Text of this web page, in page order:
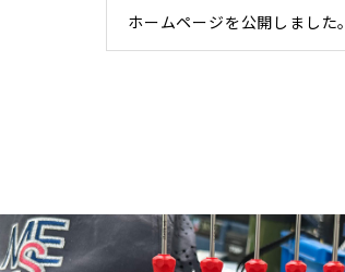
ホームページを公開しました。